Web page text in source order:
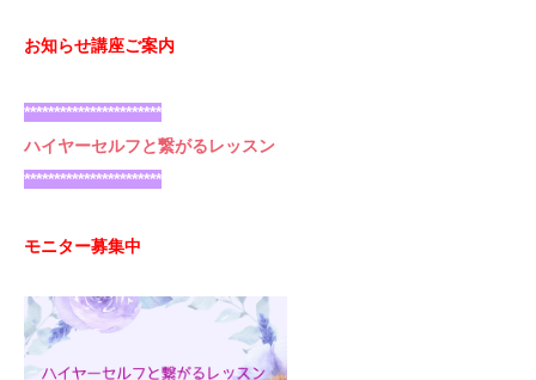
お知らせ講座ご案内
***********************
ハイヤーセルフと繋がるレッスン
***********************
モニター募集中